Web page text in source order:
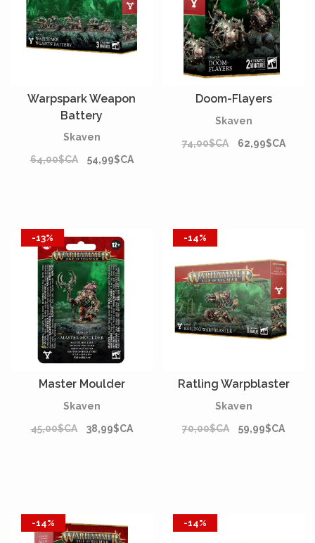
Warpspark Weapon
Battery
Skaven
64,00$CA
54,99$CA
Doom-Flayers
Skaven
74,00$CA
62,99$CA
-13%
Master Moulder
Skaven
45,00$CA
38,99$CA
-14%
Ratling Warpblaster
Skaven
70,00$CA
59,99$CA
-14% -14%